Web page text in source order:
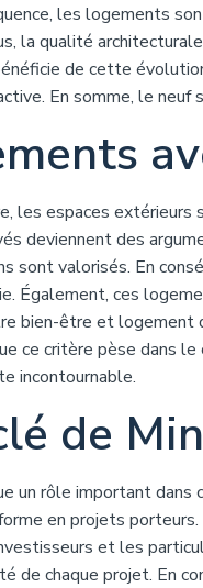
les logements
la qualité
de cette
En somme, le neuf
les espaces
deviennent des
sont valorisés. En
Également, ces
bien-être et logement
ce critère pèse dans
incontournable.
de
un rôle important dans
en projets
et les
de chaque projet. En